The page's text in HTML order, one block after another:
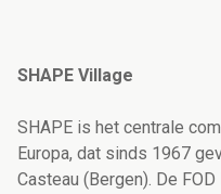
SHAPE Village
SHAPE is het centrale
Europa, dat sinds 1967
Casteau (Bergen). De